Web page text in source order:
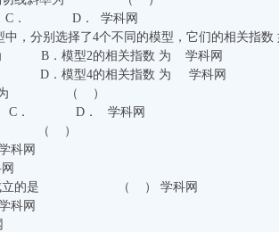
． 学科网
型中，分别选择了4个不同的模型，它们
B．模型2的相关指数 为 学科网
D．模型4的相关指数 为 学科网
小值为 （ ）
D． 学科网
是 （ ）
网
总成立的是 （ ） 学科网
网